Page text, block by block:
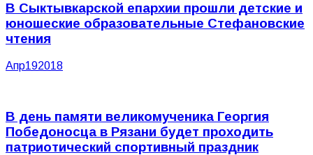
В Сыктывкарской епархии прошли детские и
юношеские образовательные Стефановские
чтения
Апр192018
В день памяти великомученика Георгия
Победоносца в Рязани будет проходить
патриотический спортивный праздник